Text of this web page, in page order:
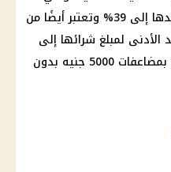
شهادة “اختيارك” والتي يصل عائدها إلى 39% وتعتبر أيضًا من
لمبلغ شرائها إلى
50000 جنيه لأول مرة والزيادات بمضاعفات 5000 جنيه بدون